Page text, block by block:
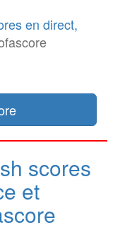
en direct,
scores
et